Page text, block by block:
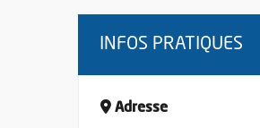
INFOS PRATIQUES
Adresse